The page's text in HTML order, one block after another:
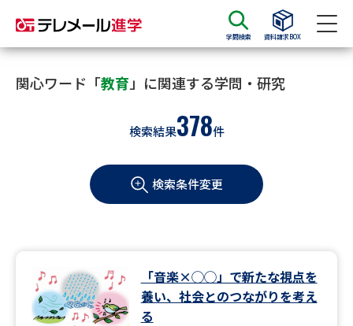
学問検索 資料請求BOX
資料請求 資料検索
大学・短大の資料種類から請求
学部・学科パンフ
過去問題集
大学・短大以外の資料から請求
関心ワード「教育 」に関連する学問・研究
検索結果378件
検索条件変更
「音楽×◯◯」で新たな視点を
養い、社会とのつながりを考え
る